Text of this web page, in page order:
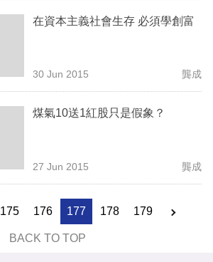
在資本主義社會生存 必須學創富
30 Jun 2015 龔成
煤氣10送1紅股只是假象？
27 Jun 2015 龔成
175 176 177 178 179
BACK TO TOP